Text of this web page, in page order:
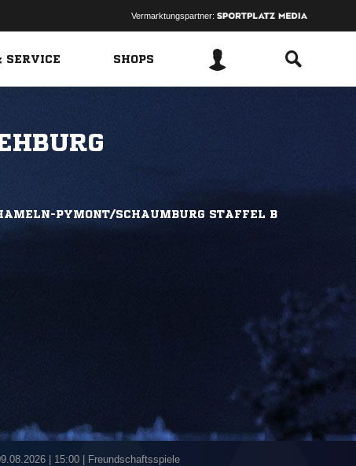
Vermarktungspartner:
SERVICE SHOPS
PYMONT/SCHAUMBURG STAFFEL B
| 15:00 | Freundschaftsspiele